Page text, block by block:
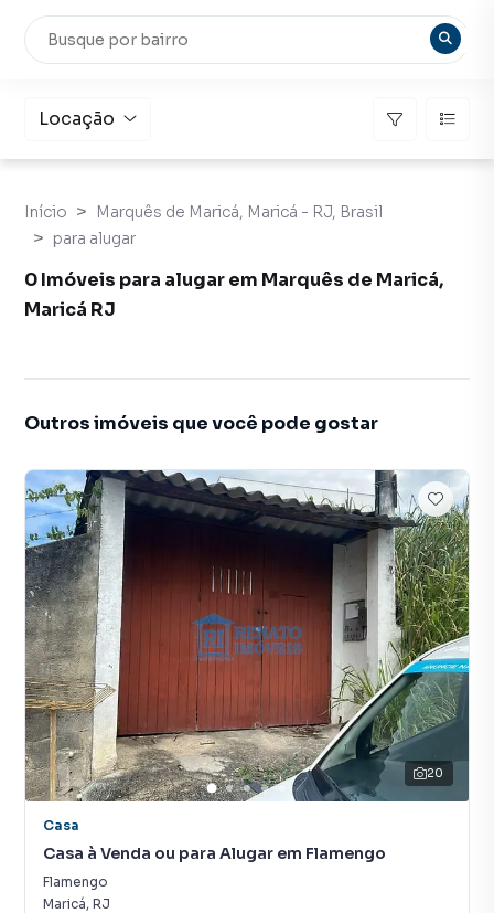
Locação
Início
Marquês de Maricá, Maricá - RJ, Brasil
para alugar
0 Imóveis para alugar em Marquês de Maricá,
Maricá RJ
Outros imóveis que você pode gostar
20
Casa
Casa à Venda ou para Alugar em Flamengo
Flamengo
Maricá, RJ